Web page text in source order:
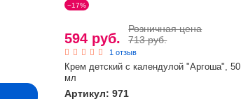
−17%
594 руб.
Розничная цена
713 руб.
1 отзыв
Крем детский с календулой "Аргоша", 50
мл
Артикул: 971